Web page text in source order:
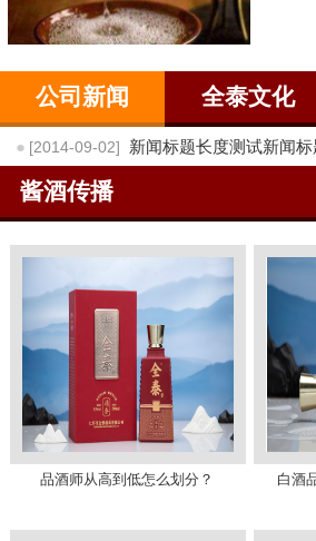
公司新闻 全泰文化
● [2014-09-02] 新闻标题长度测试新闻
酱酒传播
品酒师从高到低怎么划分？ 白酒